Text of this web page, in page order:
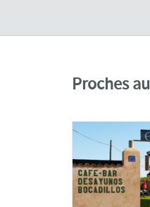
Proches